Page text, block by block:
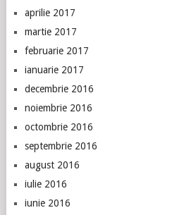
aprilie 2017
martie 2017
februarie 2017
ianuarie 2017
decembrie 2016
noiembrie 2016
octombrie 2016
septembrie 2016
august 2016
iulie 2016
iunie 2016